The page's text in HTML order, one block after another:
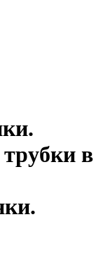
в